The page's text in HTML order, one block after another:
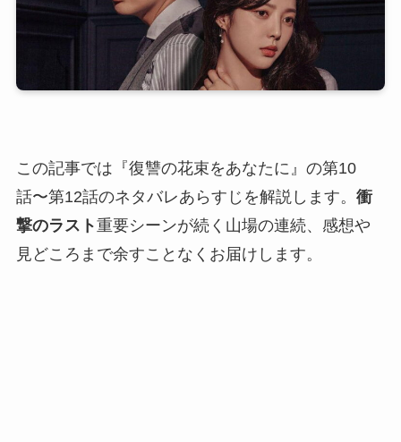
この記事では『復讐の花束をあなたに』の第10
話〜第12話のネタバレあらすじを解説します。 衝
撃のラスト重要シーンが続く山場の連続、感想や
見どころまで余すことなくお届けします。